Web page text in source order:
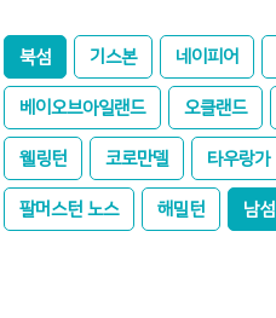
북섬 기스본 네이피어
베이오브아일랜드
오클랜드
웰링턴
코로만델 타우랑가
팔머스턴 노스
해밀턴 남섬